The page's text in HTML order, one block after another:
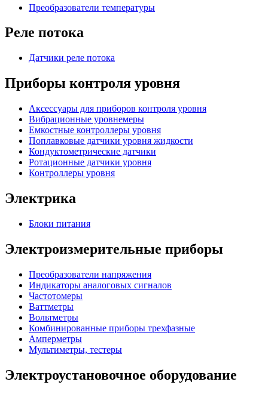
Преобразователи температуры
Реле потока
Датчики реле потока
Приборы контроля уровня
Аксессуары для приборов контроля уровня
Вибрационные уровнемеры
Емкостные контроллеры уровня
Поплавковые датчики уровня жидкости
Кондуктометрические датчики
Ротационные датчики уровня
Контроллеры уровня
Электрика
Блоки питания
Электроизмерительные приборы
Преобразователи напряжения
Индикаторы аналоговых сигналов
Частотомеры
Ваттметры
Вольтметры
Комбинированные приборы трехфазные
Амперметры
Мультиметры, тестеры
Электроустановочное оборудование